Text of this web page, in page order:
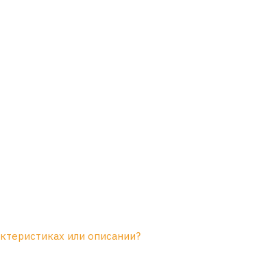
или описании?